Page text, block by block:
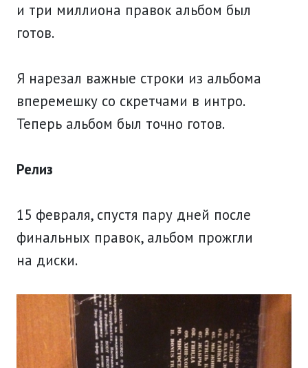
и три миллиона правок альбом был
готов.
Я нарезал важные строки из альбома
вперемешку со скретчами в интро.
Теперь альбом был точно готов.
Релиз
15 февраля, спустя пару дней после
финальных правок, альбом прожгли
на диски.